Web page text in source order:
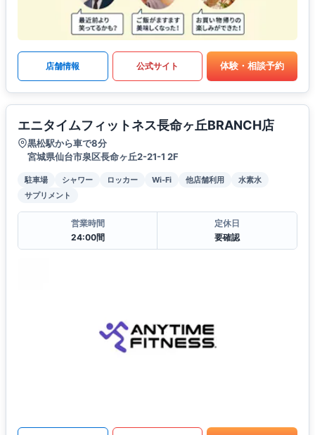
店舗情報 公式サイト 体験・相談予約
エニタイムフィットネス長命ヶ丘BRANCH店
黒松駅から車で8分
宮城県仙台市泉区長命ヶ丘2-21-1 2F
駐車場 シャワー ロッカー Wi-Fi 他店舗利用
水素水
サプリメント
営業時間
24:00間
定休日
要確認